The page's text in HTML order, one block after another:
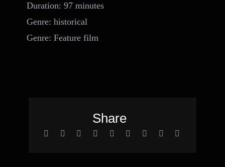
Duration: 97 minutes
Genre: historical
Genre: Feature film
Share